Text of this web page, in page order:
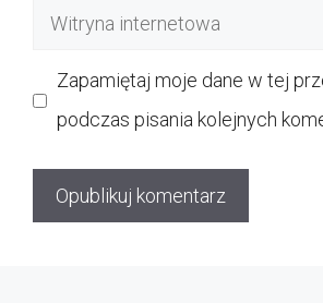
Witryna
Zapamiętaj moje dane w tej
podczas pisania kolejnych